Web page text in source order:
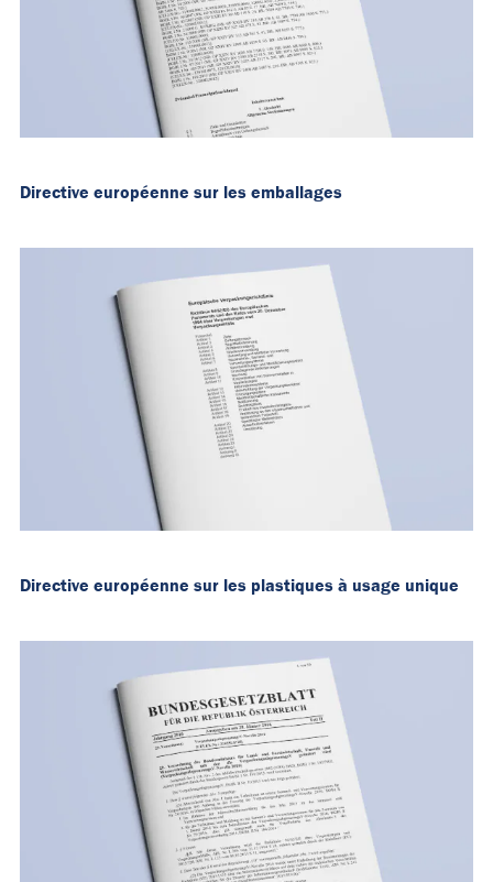
Directive européenne sur les emballages
Directive européenne sur les plastiques à usage unique